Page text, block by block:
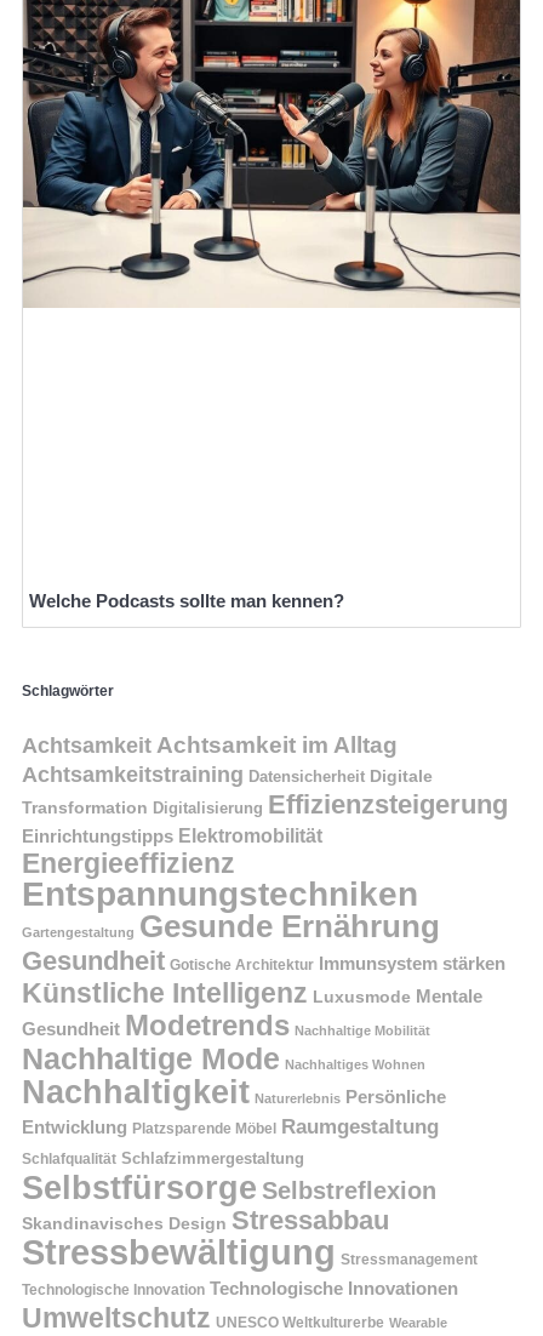
Welche Podcasts sollte man kennen?
Schlagwörter
Achtsamkeit Achtsamkeit im Alltag
Achtsamkeitstraining Datensicherheit Digitale
Transformation Digitalisierung Effizienzsteigerung
Einrichtungstipps Elektromobilität
Energieeffizienz
Entspannungstechniken
Gartengestaltung Gesunde Ernährung
Gesundheit Gotische Architektur Immunsystem stärken
Künstliche Intelligenz Luxusmode Mentale
Gesundheit Modetrends Nachhaltige Mobilität
Nachhaltige Mode Nachhaltiges Wohnen
Nachhaltigkeit Naturerlebnis Persönliche
Entwicklung Platzsparende Möbel Raumgestaltung
Schlafqualität Schlafzimmergestaltung
Selbstfürsorge Selbstreflexion
Skandinavisches Design Stressabbau
Stressbewältigung Stressmanagement
Technologische Innovation Technologische Innovationen
Umweltschutz UNESCO Weltkulturerbe Wearable